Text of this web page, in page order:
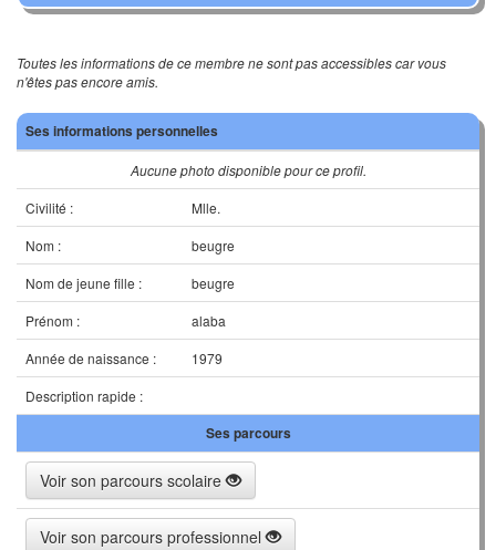
Toutes les informations de ce membre ne sont pas accessibles car vous
n'êtes pas encore amis.
Ses informations personnelles
Aucune photo disponible pour ce profil.
Civilité :
Mlle.
Nom :
beugre
Nom de jeune fille :
beugre
Prénom :
alaba
Année de naissance :
1979
Description rapide :
Ses parcours
Voir son parcours scolaire
Voir son parcours professionnel